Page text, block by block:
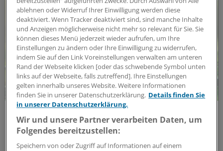
Klimawandel und Gesundheitswesen
Klimaschutz und Gesundheit:
Herausforderungen und Lösungen
Was bedeutet der Klimawandel für die menschliche
ablehnen oder Widerruf Ihrer Einwilligung werden diese
deaktiviert. Wenn Tracker deaktiviert sind, sind manche Inhalte
und Anzeigen möglicherweise nicht mehr so relevant für Sie. Sie
können dieses Menü jederzeit wieder aufrufen, um Ihre
Einstellungen zu ändern oder Ihre Einwilligung zu widerrufen,
indem Sie auf den Link Voreinstellungen verwalten am unteren
Rand der Webseite klicken [oder das schwebende Symbol unten
links auf der Webseite, falls zutreffend]. Ihre Einstellungen
gelten innerhalb unseres Website. Weitere Informationen
finden Sie in unserer Datenschutzerklärung. Details finden Sie
in unserer Datenschutzerklärung.
Wir und unsere Partner verarbeiten Daten, um
Folgendes bereitzustellen:
Speichern von oder Zugriff auf Informationen auf einem